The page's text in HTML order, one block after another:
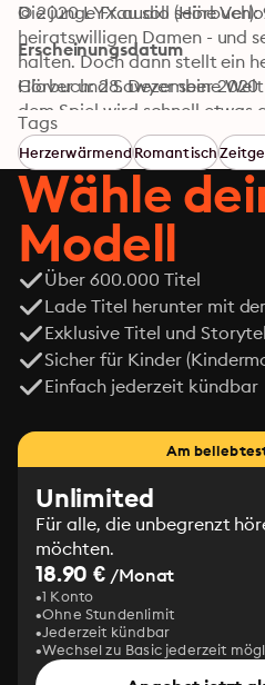
Die junge Frau soll seine
heiratswilligen Damen - und
halten. Doch dann stellt ein
Clover und Sawyer seine
dem Spiel wird schnell etwas
© 2020 LYX.audio (Hörbuch):
Erscheinungsdatum
Hörbuch: 28. Dezember 2020
Tags
HerzerwärmendRomantisch
Wähle
Modell
Über 600.000 Titel
Lade Titel herunter mit
Exklusive Titel und
Sicher für Kinder
Einfach jederzeit kündbar
Am
Unlimited
Für alle, die unbegrenzt
möchten.
18.90 € /Monat
1 Konto
Ohne Stundenlimit
Jederzeit kündbar
Wechsel zu Basic jederzeit